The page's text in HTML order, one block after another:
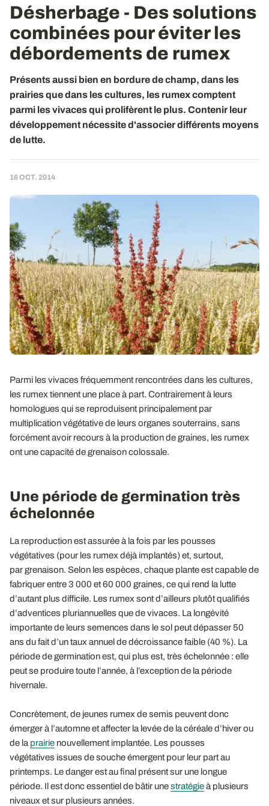
Désherbage - Des solutions
combinées pour éviter les
débordements de rumex
Présents aussi bien en bordure de champ, dans les
prairies que dans les cultures, les rumex comptent
parmi les vivaces qui prolifèrent le plus. Contenir leur
développement nécessite d'associer différents moyens
de lutte.
16 OCT. 2014
Parmi les vivaces fréquemment rencontrées dans les cultures,
les rumex tiennent une place à part. Contrairement à leurs
homologues qui se reproduisent principalement par
multiplication végétative de leurs organes souterrains, sans
forcément avoir recours à la production de graines, les rumex
ont une capacité de grenaison colossale.
Une période de germination très
échelonnée
La reproduction est assurée à la fois par les pousses
végétatives (pour les rumex déjà implantés) et, surtout,
par grenaison. Selon les espèces, chaque plante est capable de
fabriquer entre 3 000 et 60 000 graines, ce qui rend la lutte
d’autant plus difficile. Les rumex sont d’ailleurs plutôt qualifiés
d’adventices pluriannuelles que de vivaces. La longévité
importante de leurs semences dans le sol peut dépasser 50
ans du fait d’un taux annuel de décroissance faible (40 %). La
période de germination est, qui plus est, très échelonnée : elle
peut se produire toute l’année, à l’exception de la période
hivernale.
Concrètement, de jeunes rumex de semis peuvent donc
émerger à l’automne et affecter la levée de la céréale d’hiver ou
de la prairie nouvellement implantée. Les pousses
végétatives issues de souche émergent pour leur part au
printemps. Le danger est au final présent sur une longue
période. Il est donc essentiel de bâtir unestratégieà plusieurs
niveaux et sur plusieurs années.